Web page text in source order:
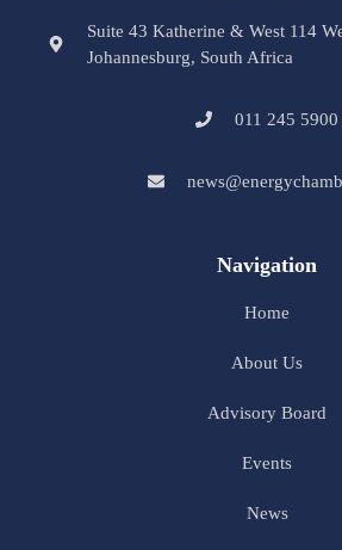
Suite 43 Katherine & West 114
Johannesburg, South Africa
011 245 5900
Navigation
Home
About Us
Advisory Board
Events
News